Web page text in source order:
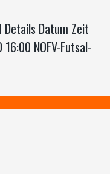
Details Datum Zeit
NOFV-Futsal-